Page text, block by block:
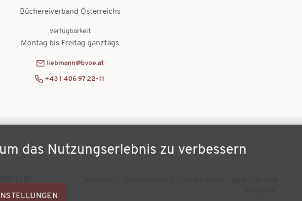
Büchereiverband Österreichs
Verfügbarkeit
Montag bis Freitag ganztags
liebmann@bvoe.at
+43 1 406 97 22-11
Fußzeilenmenü
das Nutzungserlebnis zu verbessern